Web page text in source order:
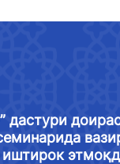
дастури
иштирок